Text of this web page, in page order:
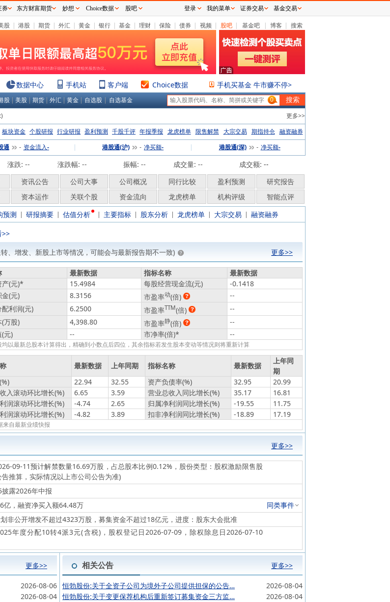
股 | 港股 | 期货 | 外汇 | 黄金 | 银行 | 基金 | 理财 | 保险 | 债券 | 视频 | 股吧 | 基金吧 | 博客 | 搜索
数据中心 手机站 客户端 Choice数据 手机买基金 牛市赚不停>
股 | 美股 | 期货 | 外汇 | 黄金 | 自选股 | 自选基金 0
)
更多>>
板块资金 个股研报 行业研报 盈利预测 千股千评 年报季报 龙虎榜单 限售解禁 大宗交易 期指持仓 融资融券
通 - 资金流入- | 港股通(沪) - 净买额- | 港股通(深) - 净买额-
涨跌: -- 涨跌幅: -- 振幅: -- 成交量: -- 成交额: --
资讯公告 公司大事 公司概况 同行比较 盈利预测
研究报告
资本运作 关联个股 资金流向 龙虎榜单 机构评级
智能点评
预测 | 研报摘要 | 估值分析 | 主要指标 | 股东分析 | 龙虎榜单 | 大宗交易 | 融资融券
>>
、增发、新股上市等情况，可能会与最新报告期不一致) 更多>>
最新数据 指标名称
最新数据
(元)* 15.4984 每股经营现金流(元)
-0.1418
(元) 8.3156 市盈率动(倍)
--
利润(元) 6.2500 市盈率TTM(倍)
--
万股) 4,398.80 市盈率静(倍)
--
元) -- 市净率(倍)* --
以最新总股本计算得出，精确到小数点后四位，其余指标若发生股本变动等情况则将重新计算
最新数据 上年同期 指标名称 最新数据
上年同
期
22.94 32.55 资产负债率(%) 32.95
20.99
入滚动环比增长(%) 6.65 3.59 营业总收入同比增长(%) 35.17
16.81
润滚动环比增长(%) -4.74 2.65 归属净利润同比增长(%) -19.55
11.75
润滚动环比增长(%) -4.82 3.89 扣非净利润同比增长(%) -18.89 17.19
自最新业绩快报
更多>>
09-11预计解禁数量16.69万股，占总股本比例0.12%，股份类型：股权激励限售股
推算，实际情况以上市公司公告为准)
露2026年中报
亿，融资净买入额64.48万
同类事件
非公开增发不超过4323万股，募集资金不超过18亿元，进度：股东大会批准
年度分配10转4派3元(含税)，股权登记日2026-07-09，除权除息日2026-07-10
更多>>
2026-08-06
2026-08-04
相关公告 更多>>
恒勃股份:关于全资子公司为境外子公司提供担保的公告…
2026-08-04
恒勃股份:关于变更保荐机构后重新签订募集资金三方监…
2026-08-04
券 东方财富期货 妙想 Choice数据 股吧 登录 我的菜单 证券交易 基金交易